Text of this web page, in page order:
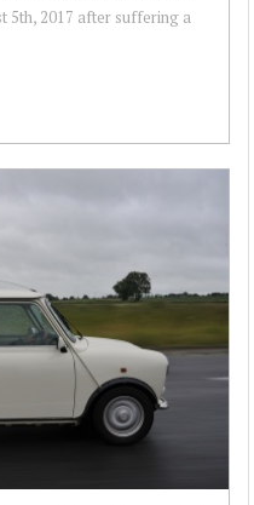
5th, 2017 after suffering a